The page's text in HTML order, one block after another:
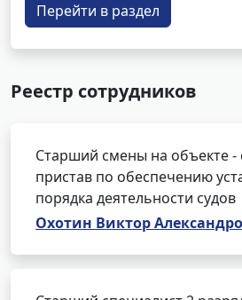
Перейти в раздел
Реестр сотрудников
Старший смены на объекте -
пристав по обеспечению
порядка деятельности судов
Охотин Виктор